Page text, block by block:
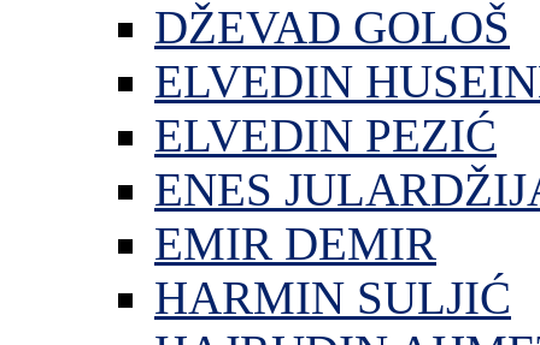
DŽEVAD GOLOŠ
ELVEDIN
ELVEDIN PEZIĆ
ENES
EMIR DEMIR
HARMIN SULJIĆ